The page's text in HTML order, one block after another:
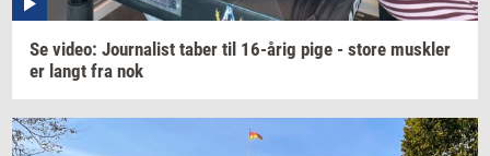
Se video: Jour­na­list taber til 16-årig pige - store mus­k­ler
er langt fra nok